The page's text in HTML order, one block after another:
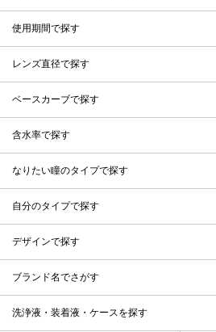
使用期間で探す
レンズ直径で探す
ベースカーブで探す
含水率で探す
なりたい瞳のタイプで探す
自分のタイプで探す
デザインで探す
ブランド名でさがす
洗浄液・装着液・ケースを探す